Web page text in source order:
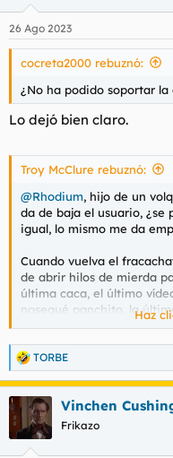
26 Ago 2023
cocreta2000 rebuznó:
¿No ha podido soportar
Lo dejó bien claro.
Troy McClure rebuznó:
@Rhodium, hijo de un
da de baja el usuario, ¿se
igual, lo mismo me da
Cuando vuelva el
de abrir hilos de mierda
última caca, el último
nosequé panchito, la
mierda salida en el diario
de hilos para cosas
merezcan la pena, me
troymcclure@maildrop.cc
Que Dios os bendiga en
Haz
R
e
a
c
c
i
TORBE
Vinchen
Frikazo